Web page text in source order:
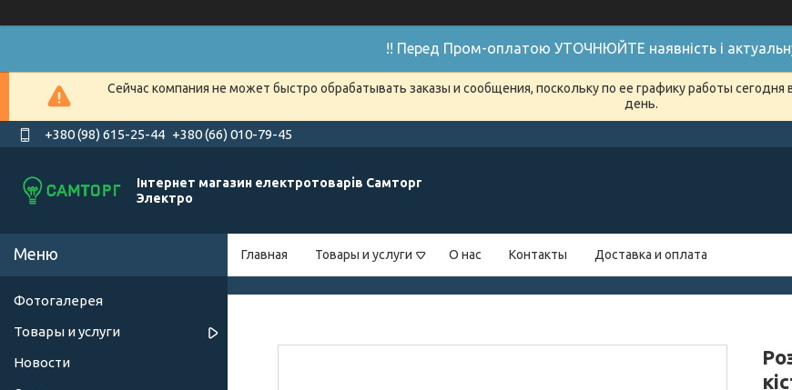
!! Перед Пром-оплатою УТОЧНЮЙТЕ наявність і
Сейчас компания не может быстро обрабатывать заказы и сообщения, поскольку по ее графику работы
день.
+380 (98) 615-25-44 +380 (66) 010-79-45
Інтернет магазин електротоварів Самторг
Электро
Главная Товары и услуги О нас Контакты Доставка и оплата
Фотогалерея
Товары и услуги
Новости